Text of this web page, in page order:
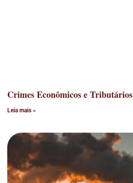
Crimes Econômicos e Tributários
Leia mais »